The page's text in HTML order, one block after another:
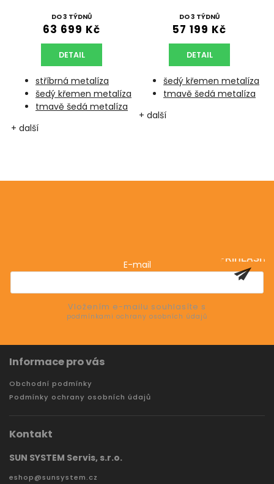
DO 3 TÝDNŮ
63 699 Kč
DETAIL
stříbrná metalíza
šedý křemen metalíza
tmavě šedá metalíza
+ další
DO 3 TÝDNŮ
57 199 Kč
DETAIL
šedý křemen metalíza
tmavě šedá metalíza
+ další
E-mail
Vložením e-mailu souhlasíte s
podmínkami ochrany osobních údajů
PŘIHLÁSIT
Informace pro vás
Obchodní podmínky
Podmínky ochrany osobních údajů
Kontakt
SUN SYSTEM Servis, s.r.o.
eshop@sunsystem.cz